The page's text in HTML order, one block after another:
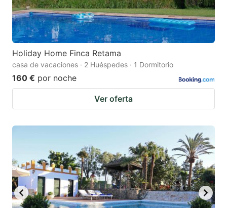
Holiday Home Finca Retama
casa de vacaciones · 2 Huéspedes · 1 Dormitorio
160 € por noche
Ver oferta